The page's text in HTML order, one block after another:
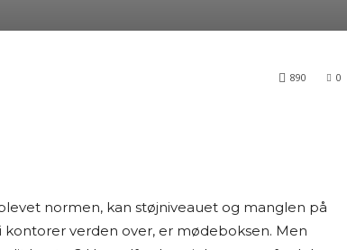
0
890
normen, kan støjniveauet og manglen på
kontorer verden over, er mødeboksen. Men